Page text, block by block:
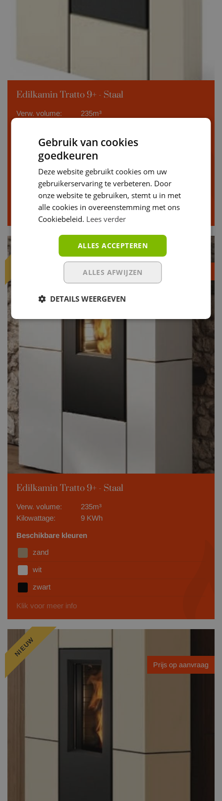
Edilkamin Tratto 9+ - Staal
Verw. volume:
235m³
Beschikbare kleuren
zand
wit
zwart
Klik voor meer info
Edilkamin Tratto 9+ - Staal
Verw. volume:
235m³
Kilowattage:
9 KWh
Beschikbare kleuren
zand
wit
zwart
Klik voor meer info
NIEUW
Prijs op aanvraag
Gebruik van cookies
goedkeuren
Deze website gebruikt cookies om uw
gebruikerservaring te verbeteren. Door
onze website te gebruiken, stemt u in met
alle cookies in overeenstemming met ons
Cookiebeleid. Lees verder
ALLES ACCEPTEREN
ALLES AFWIJZEN
DETAILS WEERGEVEN